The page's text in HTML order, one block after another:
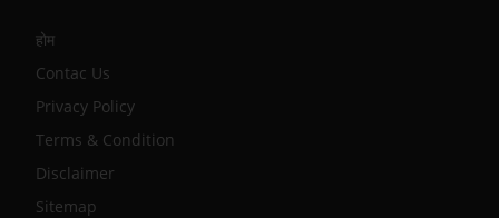
होम
Contac Us
Privacy Policy
Terms & Condition
Disclaimer
Sitemap